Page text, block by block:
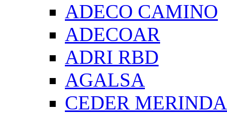
ADECO CAMINO
ADECOAR
ADRI RBD
AGALSA
CEDER